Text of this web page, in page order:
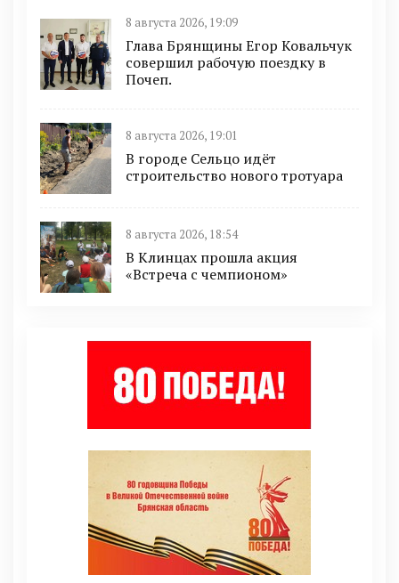
8 августа 2026, 19:09
Глава Брянщины Егор Ковальчук
совершил рабочую поездку в
Почеп.
8 августа 2026, 19:01
В городе Сельцо идёт
строительство нового тротуара
8 августа 2026, 18:54
В Клинцах прошла акция
«Встреча с чемпионом»